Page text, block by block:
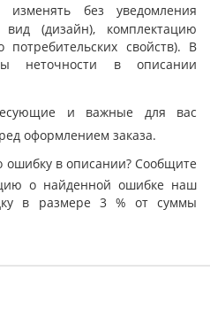
изменять без уведомления
вид (дизайн), комплектацию
свойств). В
неточности в описании
и важные для вас
оформлением заказа.
ошибку в описании? Сообщите
о найденной ошибке наш
в размере 3 % от суммы